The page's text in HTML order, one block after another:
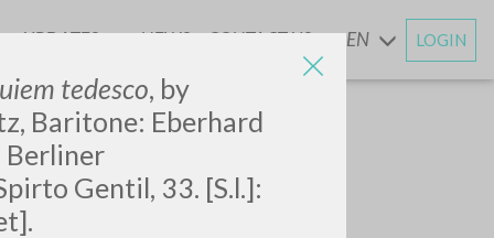
tedesco, by
Baritone: Eberhard
Berliner
Gentil, 33. [S.l.]:
UPDATESANDNEWS CONTACT US EN LOGIN